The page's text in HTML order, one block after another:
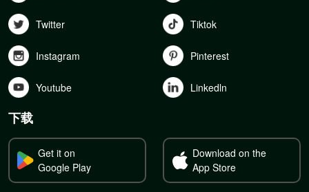
Twitter Tiktok
Instagram Pinterest
Youtube Linkedln
下载
Get it on
Google Play
Download on the
App Store